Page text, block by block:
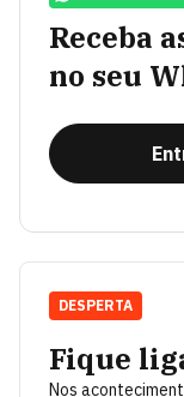
Receba
no seu
Fique
Nos
DESPERTA